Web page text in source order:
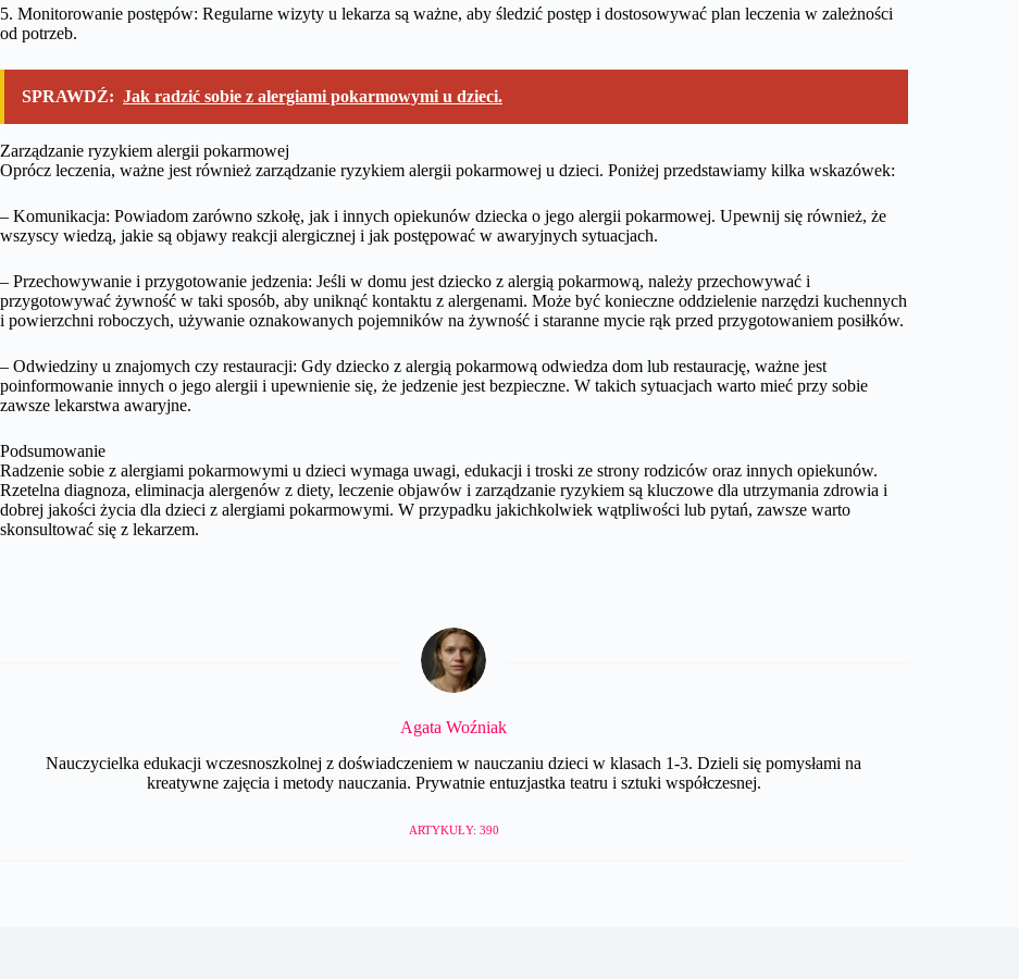
5. Monitorowanie postępów: Regularne wizyty u lekarza są ważne, aby śledzić postęp i dostosowywać plan leczenia w zależności
od potrzeb.
SPRAWDŹ: Jak radzić sobie z alergiami pokarmowymi u dzieci.
Zarządzanie ryzykiem alergii pokarmowej
Oprócz leczenia, ważne jest również zarządzanie ryzykiem alergii pokarmowej u dzieci. Poniżej przedstawiamy kilka wskazówek:
– Komunikacja: Powiadom zarówno szkołę, jak i innych opiekunów dziecka o jego alergii pokarmowej. Upewnij się również, że
wszyscy wiedzą, jakie są objawy reakcji alergicznej i jak postępować w awaryjnych sytuacjach.
– Przechowywanie i przygotowanie jedzenia: Jeśli w domu jest dziecko z alergią pokarmową, należy przechowywać i
przygotowywać żywność w taki sposób, aby uniknąć kontaktu z alergenami. Może być konieczne oddzielenie narzędzi kuchennych
i powierzchni roboczych, używanie oznakowanych pojemników na żywność i staranne mycie rąk przed przygotowaniem posiłków.
– Odwiedziny u znajomych czy restauracji: Gdy dziecko z alergią pokarmową odwiedza dom lub restaurację, ważne jest
poinformowanie innych o jego alergii i upewnienie się, że jedzenie jest bezpieczne. W takich sytuacjach warto mieć przy sobie
zawsze lekarstwa awaryjne.
Podsumowanie
Radzenie sobie z alergiami pokarmowymi u dzieci wymaga uwagi, edukacji i troski ze strony rodziców oraz innych opiekunów.
Rzetelna diagnoza, eliminacja alergenów z diety, leczenie objawów i zarządzanie ryzykiem są kluczowe dla utrzymania zdrowia i
dobrej jakości życia dla dzieci z alergiami pokarmowymi. W przypadku jakichkolwiek wątpliwości lub pytań, zawsze warto
skonsultować się z lekarzem.
Agata Woźniak
Nauczycielka edukacji wczesnoszkolnej z doświadczeniem w nauczaniu dzieci w klasach 1-3. Dzieli się pomysłami na
kreatywne zajęcia i metody nauczania. Prywatnie entuzjastka teatru i sztuki współczesnej.
ARTYKUŁY: 390